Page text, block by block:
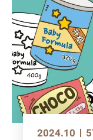
2024.10